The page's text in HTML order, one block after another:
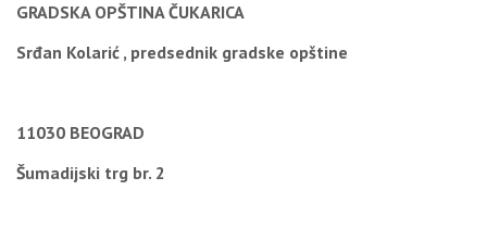
GRADSKA OPŠTINA ČUKARICA
Srđan Kolarić , predsednik gradske opštine
11030 BEOGRAD
Šumadijski trg br. 2